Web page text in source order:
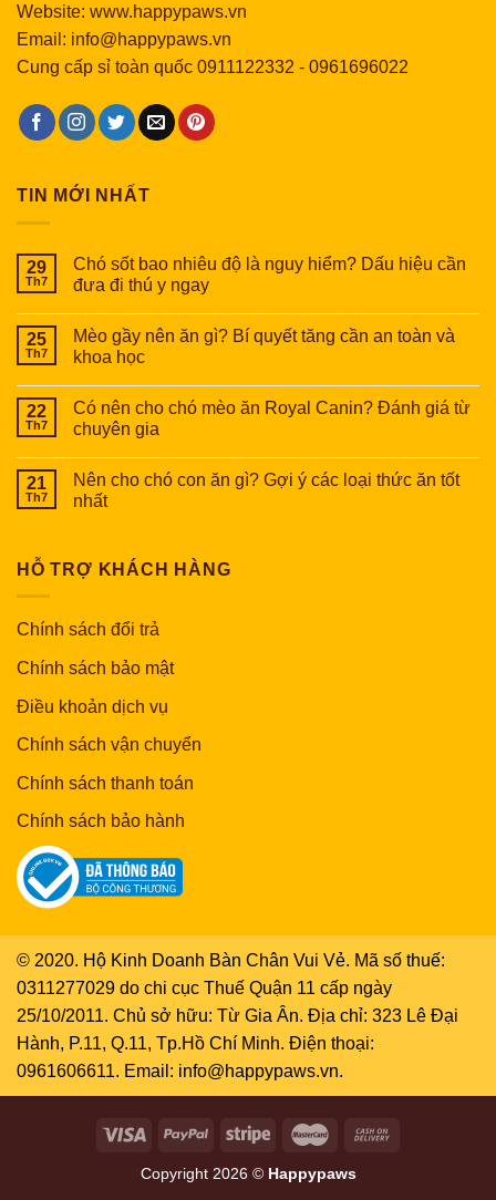
Website: www.happypaws.vn
Email: info@happypaws.vn
Cung cấp sỉ toàn quốc 0911122332 - 0961696022
TIN MỚI NHẤT
29
Th7
Chó sốt bao nhiêu độ là nguy hiểm? Dấu hiệu cần
đưa đi thú y ngay
25
Th7
Mèo gầy nên ăn gì? Bí quyết tăng cần an toàn và
khoa học
22
Th7
Có nên cho chó mèo ăn Royal Canin? Đánh giá từ
chuyên gia
21
Th7
Nên cho chó con ăn gì? Gợi ý các loại thức ăn tốt
nhất
HỖ TRỢ KHÁCH HÀNG
Chính sách đổi trả
Chính sách bảo mật
Điều khoản dịch vụ
Chính sách vận chuyển
Chính sách thanh toán
Chính sách bảo hành
© 2020. Hộ Kinh Doanh Bàn Chân Vui Vẻ. Mã số thuế:
0311277029 do chi cục Thuế Quận 11 cấp ngày
25/10/2011. Chủ sở hữu: Từ Gia Ân. Địa chỉ: 323 Lê Đại
Hành, P.11, Q.11, Tp.Hồ Chí Minh. Điện thoại:
0961606611. Email: info@happypaws.vn.
Copyright 2026 © Happypaws